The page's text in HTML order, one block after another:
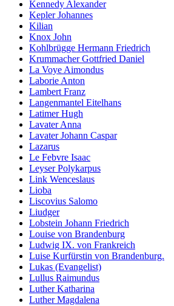
Kennedy Alexander
Kepler Johannes
Kilian
Knox John
Kohlbrügge Hermann Friedrich
Krummacher Gottfried Daniel
La Voye Aimondus
Laborie Anton
Lambert Franz
Langenmantel Eitelhans
Latimer Hugh
Lavater Anna
Lavater Johann Caspar
Lazarus
Le Febvre Isaac
Leyser Polykarpus
Link Wenceslaus
Lioba
Liscovius Salomo
Liudger
Lobstein Johann Friedrich
Louise von Brandenburg
Ludwig IX. von Frankreich
Luise Kurfürstin von Brandenburg.
Lukas (Evangelist)
Lullus Raimundus
Luther Katharina
Luther Magdalena